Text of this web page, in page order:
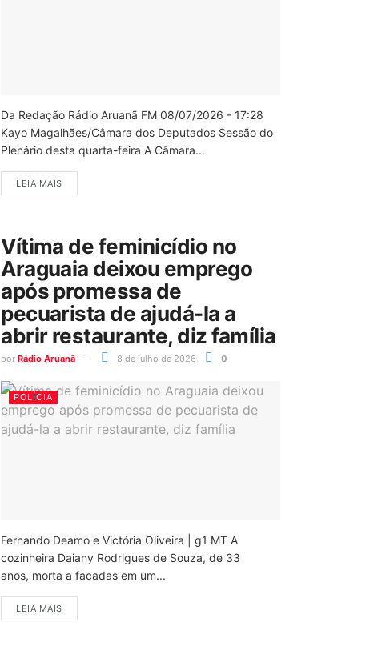
Da Redação Rádio Aruanã FM 08/07/2026 - 17:28
Kayo Magalhães/Câmara dos Deputados Sessão do
Plenário desta quarta-feira A Câmara...
LEIA MAIS
Vítima de feminicídio no
Araguaia deixou emprego
após promessa de
pecuarista de ajudá-la a
abrir restaurante, diz família
por Rádio Aruanã 8 de julho de 2026 0
POLÍCIA
Fernando Deamo e Victória Oliveira | g1 MT A
cozinheira Daiany Rodrigues de Souza, de 33
anos, morta a facadas em um...
LEIA MAIS